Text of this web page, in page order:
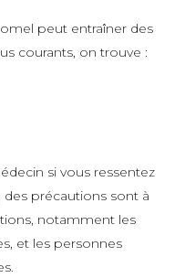
peut entraîner des
courants, on trouve :
si vous ressentez
des précautions sont à
notamment les
et les personnes